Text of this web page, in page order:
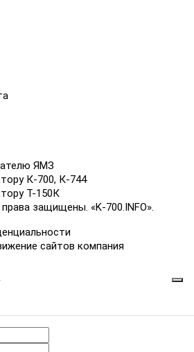
ЯМЗ
К-700, К-744
Т-150К
защищены. «K-700.INFO».
сайтов компания